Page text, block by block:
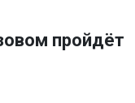
пройдёт